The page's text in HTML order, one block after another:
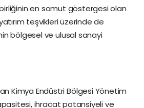
en somut göstergesi olan
teşvikleri üzerinde de
bölgesel ve ulusal sanayi
Kimya Endüstri Bölgesi Yönetim
ihracat potansiyeli ve